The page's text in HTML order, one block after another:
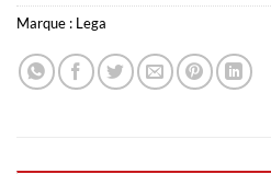
Marque : Lega